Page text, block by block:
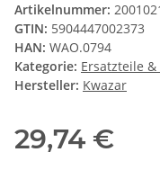
Artikelnummer:
GTIN: 5904447002373
HAN: WAO.0794
Kategorie: Ersatzteile
Hersteller: Kwazar
29,74 €